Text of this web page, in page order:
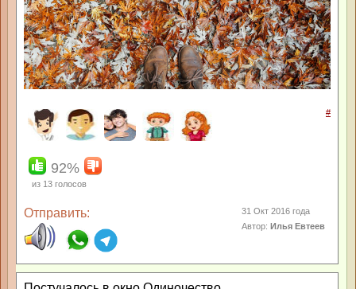
#
92%
из 13 голосов
Отправить:
31 Окт 2016 года
Автор: Илья Евтеев